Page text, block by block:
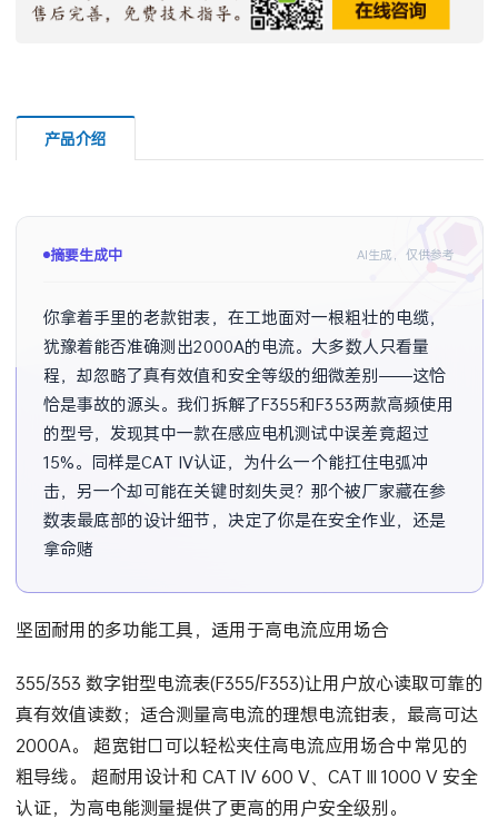
产品介绍
摘要已生成 AI生成，仅供参考
你拿着手里的老款钳表，在工地面对一根粗壮的电缆，
犹豫着能否准确测出2000A的电流。大多数人只看量
程，却忽略了真有效值和安全等级的细微差别——这恰
恰是事故的源头。我们拆解了F355和F353两款高频使用
的型号，发现其中一款在感应电机测试中误差竟超过
15%。同样是CAT IV认证，为什么一个能扛住电弧冲
击，另一个却可能在关键时刻失灵？那个被厂家藏在参
数表最底部的设计细节，决定了你是在安全作业，还是
拿命赌一次。
坚固耐用的多功能工具，适用于高电流应用场合
355/353 数字钳型电流表(F355/F353)让用户放心读取可靠的
真有效值读数；适合测量高电流的理想电流钳表，最高可达
2000A。 超宽钳口可以轻松夹住高电流应用场合中常见的
粗导线。 超耐用设计和 CAT IV 600 V、CAT III 1000 V 安全
认证，为高电能测量提供了更高的用户安全级别。